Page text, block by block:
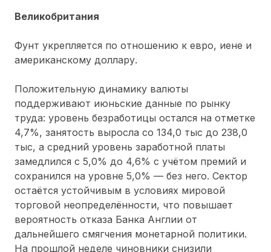
Великобритания
Фунт укрепляется по отношению к евро, иене и
американскому доллару.
Положительную динамику валюты
поддерживают июньские данные по рынку
труда: уровень безработицы остался на отметке
4,7%, занятость выросла со 134,0 тыс до 238,0
тыс, а средний уровень заработной платы
замедлился с 5,0% до 4,6% с учётом премий и
сохранился на уровне 5,0% — без него. Сектор
остаётся устойчивым в условиях мировой
торговой неопределённости, что повышает
вероятность отказа Банка Англии от
дальнейшего смягчения монетарной политики.
На прошлой неделе чиновники снизили